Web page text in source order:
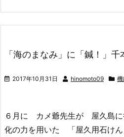
「海のまなみ」に「鍼！」千
2017年10月31日 hinomoto09
６月に カメ爺先生が 屋久島に
化の力を用いた 「屋久用石け